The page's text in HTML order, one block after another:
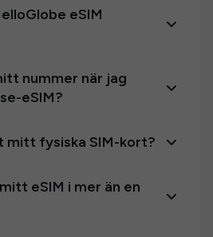
eSIM
nummer när jag
eSIM?
mitt fysiska SIM-kort?
eSIM i mer än en